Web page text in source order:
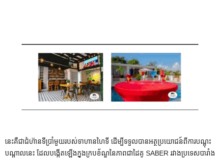
នេះគឺជាជំហ៊ានទីប្រាំមួយរបស់ទាហានហៃទី ដើម្បីទទួលបានអត្ថប្រយោជន៍ពីការបណ្តុះ
បណ្តាលនេះ ដែលបង្កើតឡើងក្នុងក្របខ័ណ្ឌនៃភាពជាដៃគូ SABER រវាងប្រទេសបារាំង